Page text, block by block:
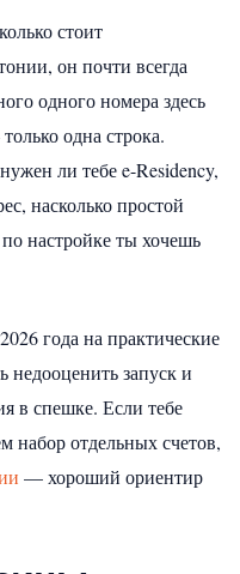
стоит
он почти всегда
одного номера здесь
одна строка.
ли тебе e-Residency,
насколько простой
настройке ты хочешь
года на практические
запуск и
в спешке. Если тебе
набор отдельных счетов,
— хороший ориентир